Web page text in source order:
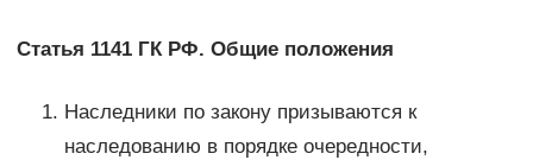
Статья 1141 ГК РФ. Общие положения
Наследники по закону призываются к
наследованию в порядке очередности,